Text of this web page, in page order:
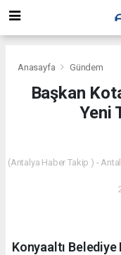
Anasayfa Gündem
Başkan
Yeni
(Antalya Haber Takip ) -
Konyaaltı Belediye